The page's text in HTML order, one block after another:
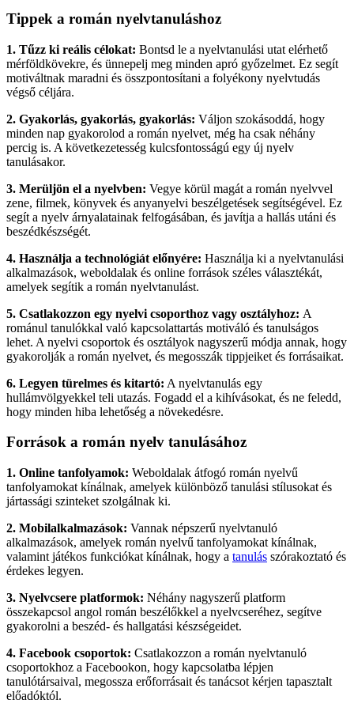
Tippek a román nyelvtanuláshoz
1. Tűzz ki reális célokat: Bontsd le a nyelvtanulási utat elérhető
mérföldkövekre, és ünnepelj meg minden apró győzelmet. Ez segít
motiváltnak maradni és összpontosítani a folyékony nyelvtudás
végső céljára.
2. Gyakorlás, gyakorlás, gyakorlás: Váljon szokásoddá, hogy
minden nap gyakorolod a román nyelvet, még ha csak néhány
percig is. A következetesség kulcsfontosságú egy új nyelv
tanulásakor.
3. Merüljön el a nyelvben: Vegye körül magát a román nyelvvel
zene, filmek, könyvek és anyanyelvi beszélgetések segítségével. Ez
segít a nyelv árnyalatainak felfogásában, és javítja a hallás utáni és
beszédkészségét.
4. Használja a technológiát előnyére: Használja ki a nyelvtanulási
alkalmazások, weboldalak és online források széles választékát,
amelyek segítik a román nyelvtanulást.
5. Csatlakozzon egy nyelvi csoporthoz vagy osztályhoz: A
románul tanulókkal való kapcsolattartás motiváló és tanulságos
lehet. A nyelvi csoportok és osztályok nagyszerű módja annak, hogy
gyakorolják a román nyelvet, és megosszák tippjeiket és forrásaikat.
6. Legyen türelmes és kitartó: A nyelvtanulás egy
hullámvölgyekkel teli utazás. Fogadd el a kihívásokat, és ne feledd,
hogy minden hiba lehetőség a növekedésre.
Források a román nyelv tanulásához
1. Online tanfolyamok: Weboldalak átfogó román nyelvű
tanfolyamokat kínálnak, amelyek különböző tanulási stílusokat és
jártassági szinteket szolgálnak ki.
2. Mobilalkalmazások: Vannak népszerű nyelvtanuló
alkalmazások, amelyek román nyelvű tanfolyamokat kínálnak,
valamint játékos funkciókat kínálnak, hogy a tanulás szórakoztató és
érdekes legyen.
3. Nyelvcsere platformok: Néhány nagyszerű platform
összekapcsol angol román beszélőkkel a nyelvcseréhez, segítve
gyakorolni a beszéd- és hallgatási készségeidet.
4. Facebook csoportok: Csatlakozzon a román nyelvtanuló
csoportokhoz a Facebookon, hogy kapcsolatba lépjen
tanulótársaival, megossza erőforrásait és tanácsot kérjen tapasztalt
előadóktól.